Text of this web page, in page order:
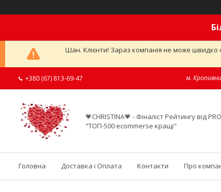
Шан. Клієнти! Зараз компанія не може швидко
+380 (67) 813-69-47 м.
💗CHRISTINA💗 - Фіналіст Рейтингу від
"ТОП-500 ecommerse кращі"
Головна Доставка і Оплата Контакти Про